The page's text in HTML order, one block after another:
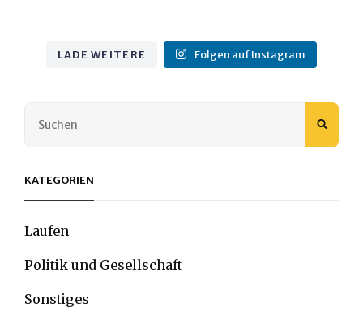
LADE WEITERE Folgen auf Instagram
KATEGORIEN
Laufen
Politik und Gesellschaft
Sonstiges